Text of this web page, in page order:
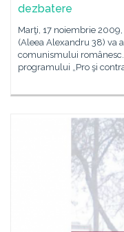
dezbatere
Marţi, 17 noiembrie
(Aleea Alexandru 38) va
comunismului
programului „Pro şi